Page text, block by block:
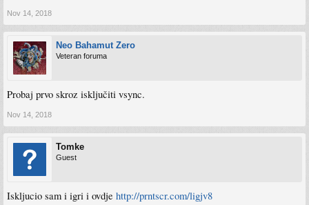
Nov 14, 2018
Neo Bahamut Zero
Veteran foruma
Probaj prvo skroz isključiti vsync.
Nov 14, 2018
Tomke
Guest
Iskljucio sam i igri i ovdje http://prntscr.com/ligjv8